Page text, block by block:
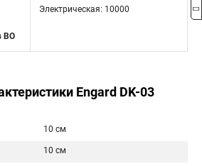
ВО
Электрическая: 10000
Engard DK-03
10 см
10 см